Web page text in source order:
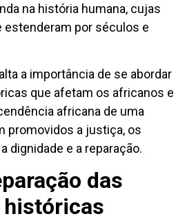
na história humana, cujas
por séculos e
a importância de se abordar
que afetam os africanos e
africana de uma
promovidos a justiça, os
dignidade e a reparação.
das